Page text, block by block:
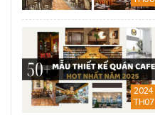
2024
TH07